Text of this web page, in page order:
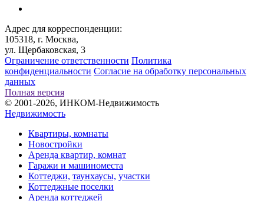
Адрес для корреспонденции:
105318, г. Москва,
ул. Щербаковская, 3
Ограничение ответственности Политика
конфиденциальности Согласие на обработку персональных
данных
Полная версия
© 2001-2026, ИНКОМ-Недвижимость
Недвижимость
Квартиры, комнаты
Новостройки
Аренда квартир, комнат
Гаражи и машиноместа
Коттеджи, таунхаусы, участки
Коттеджные поселки
Аренда коттеджей